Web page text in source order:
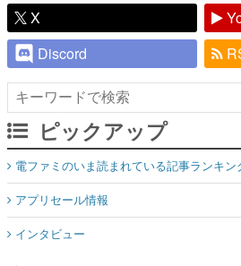
ピックアップ
電ファミのいま読まれている記事ランキング
アプリセール情報
インタビュー
連載・特集一覧